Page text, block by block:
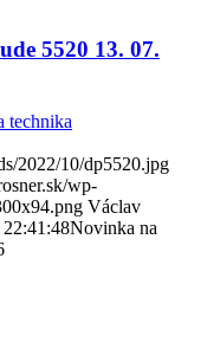
5520 13. 07.
technika
2022/10/dp5520.jpg
wp-
Václav
Novinka na